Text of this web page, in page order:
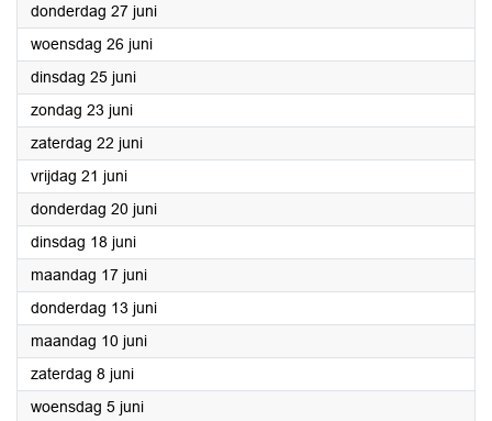
donderdag 27 juni2024
woensdag 26 juni2024
dinsdag 25 juni2024
zondag 23 juni2024
zaterdag 22 juni2024
vrijdag 21 juni2024
donderdag 20 juni2024
dinsdag 18 juni2024
maandag 17 juni2024
donderdag 13 juni2024
maandag 10 juni2024
zaterdag 8 juni2024
woensdag 5 juni2024